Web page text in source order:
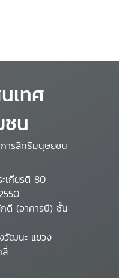
เทศ
น
ารสิทธิมนุษยชน
เกียรติ 80
ดี (อาคารบี) ชั้น
วัฒนะ แขวง
สี่